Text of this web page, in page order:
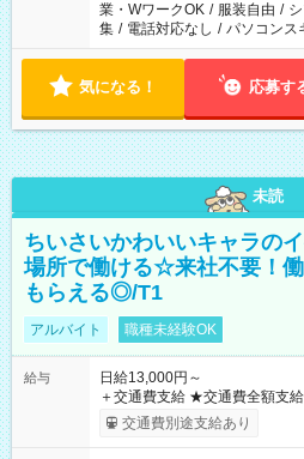
業・WワークOK / 服装自由 /
集 / 電話対応なし / パソコンス
気になる！ 応募す
未読
ちいさいかわいいキャラの
場所で働ける☆来社不要！
もらえる◎/T1
アルバイト 職種未経験OK
給与
日給13,000円～
＋交通費支給 ★交通費全額支給！ ┗案件により規定あり ★日払
いOK！（規定あり） ┗働いた
ンビニATMから 日払い分を引き落とせま
交通費別途支給あり